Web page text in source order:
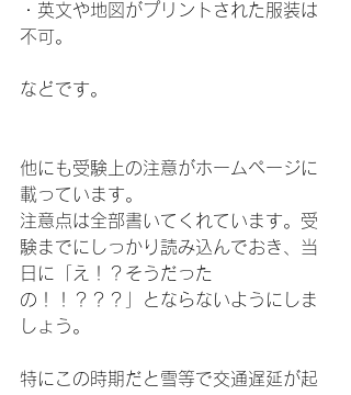
・英文や地図がプリントされた服装は
不可。
などです。
他にも受験上の注意がホームページに
載っています。
注意点は全部書いてくれています。受
験までにしっかり読み込んでおき、当
日に「え！？そうだった
の！！？？？」とならないようにしま
しょう。
特にこの時期だと雪等で交通遅延が起